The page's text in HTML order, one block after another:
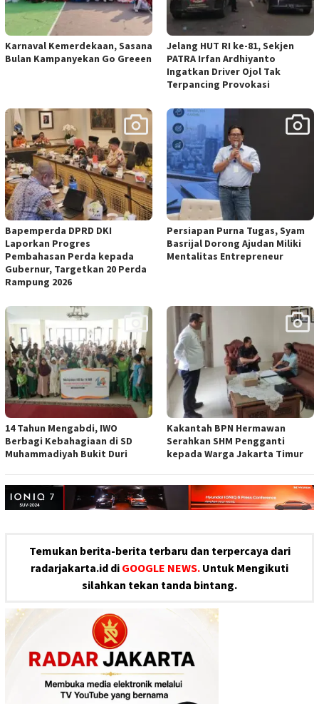
Karnaval Kemerdekaan, Sasana
Bulan Kampanyekan Go Greeen
Jelang HUT RI ke-81, Sekjen
PATRA Irfan Ardhiyanto
Ingatkan Driver Ojol Tak
Terpancing Provokasi
Bapemperda DPRD DKI
Laporkan Progres
Pembahasan Perda kepada
Gubernur, Targetkan 20 Perda
Rampung 2026
Persiapan Purna Tugas, Syam
Basrijal Dorong Ajudan Miliki
Mentalitas Entrepreneur
14 Tahun Mengabdi, IWO
Berbagi Kebahagiaan di SD
Muhammadiyah Bukit Duri
Kakantah BPN Hermawan
Serahkan SHM Pengganti
kepada Warga Jakarta Timur
Temukan berita-berita terbaru dan terpercaya dari
radarjakarta.id di GOOGLE NEWS. Untuk Mengikuti
silahkan tekan tanda bintang.